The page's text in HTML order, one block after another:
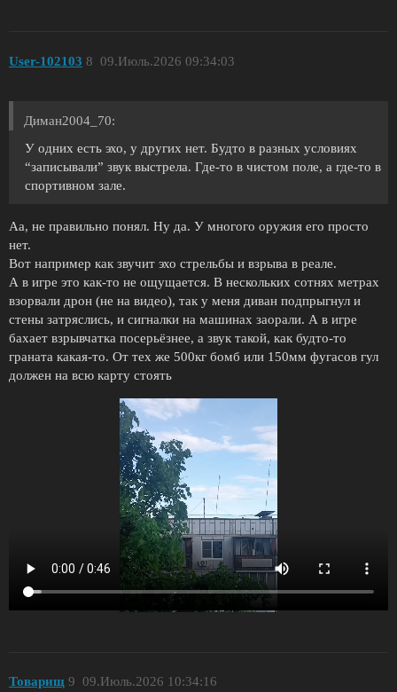
User-102103 09.Июль.2026 09:34:03
8
Диман2004_70:
У одних есть эхо, у других нет. Будто в разных условиях
“записывали” звук выстрела. Где-то в чистом поле, а где-то в
спортивном зале.
Аа, не правильно понял. Ну да. У многого оружия его просто
нет.
Вот например как звучит эхо стрельбы и взрыва в реале.
А в игре это как-то не ощущается. В нескольких сотнях метрах
взорвали дрон (не на видео), так у меня диван подпрыгнул и
стены затряслись, и сигналки на машинах заорали. А в игре
бахает взрывчатка посерьёзнее, а звук такой, как будто-то
граната какая-то. От тех же 500кг бомб или 150мм фугасов гул
должен на всю карту стоять
Toварищ 09.Июль.2026 10:34:16
9